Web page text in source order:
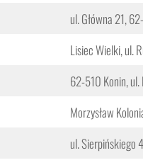
ul. Główna 21,
Lisiec Wielki, ul.
62-510 Konin,
Morzysław
ul. Sierpińskiego